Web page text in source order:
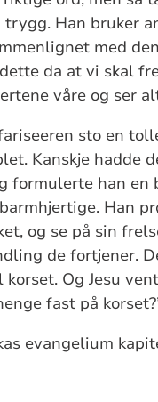
trygg. Han bruker
med
da at vi skal
våre og ser
sto en
Kanskje hadde
formulerte han
Han
og se på sin
de fortjener.
Og Jesu
fast på
evangelium